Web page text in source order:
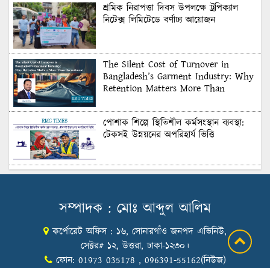
শ্রমিক নিরাপত্তা দিবস উপলক্ষে ট্রপিক্যাল
নিটেক্স লিমিটেডে বর্ণাঢ্য আয়োজন
The Silent Cost of Turnover in
Bangladesh’s Garment Industry: Why
Retention Matters More Than
পোশাক শিল্পে স্থিতিশীল কর্মসংস্থান ব্যবস্থা:
টেকসই উন্নয়নের অপরিহার্য ভিত্তি
শুল্কের দেয়াল ভাঙার সুযোগ: মার্কিন বাজারে
Honoring Excellence: Texstream
Fashion Ltd. Rewards Best Workers–
2026
সম্পাদক : মোঃ আব্দুল আলিম
কর্পোরেট অফিস : ১৬, সোনারগাঁও জনপদ এভিনিউ,
সেক্টর# ১২, উত্তরা, ঢাকা-১২৩০।
ফোন: 01973 035178 , 096391-55162(নিউজ)